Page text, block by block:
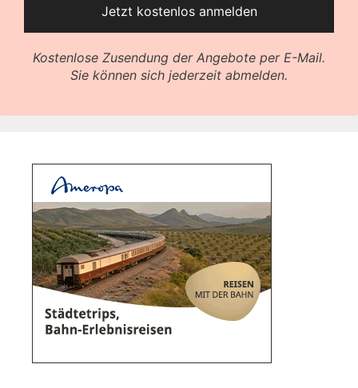
Kostenlose Zusendung der Angebote per E-Mail.
Sie können sich jederzeit abmelden.